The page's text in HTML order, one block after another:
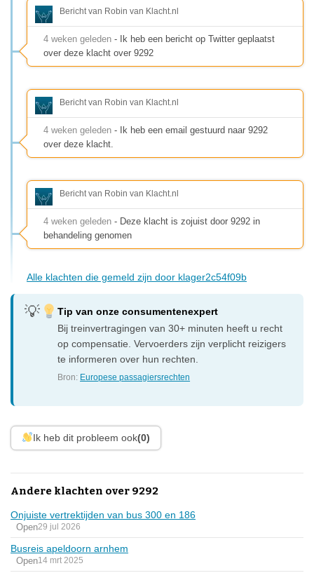
Bericht van Robin van Klacht.nl
4 weken geleden - Ik heb een bericht op Twitter geplaatst
over deze klacht over 9292
Bericht van Robin van Klacht.nl
4 weken geleden - Ik heb een email gestuurd naar 9292
over deze klacht.
Bericht van Robin van Klacht.nl
4 weken geleden - Deze klacht is zojuist door 9292 in
behandeling genomen
Alle klachten die gemeld zijn door klager2c54f09b
Tip van onze consumentenexpert
Bij treinvertragingen van 30+ minuten heeft u recht
op compensatie. Vervoerders zijn verplicht reizigers
te informeren over hun rechten.
Bron: Europese passagiersrechten
Ik heb dit probleem ook(0)
Andere klachten over 9292
Onjuiste vertrektijden van bus 300 en 186
Open29 jul 2026
Busreis apeldoorn arnhem
Open14 mrt 2025